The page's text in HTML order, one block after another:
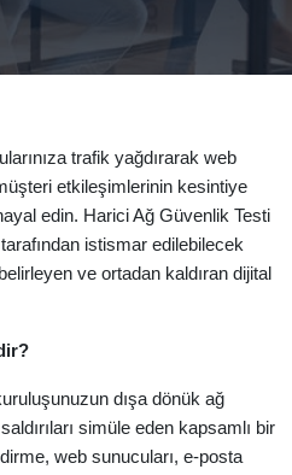
trafik yağdırarak web
etkileşimlerinin kesintiye
edin. Harici Ağ Güvenlik Testi
istismar edilebilecek
ve ortadan kaldıran dijital
dışa dönük ağ
simüle eden kapsamlı bir
web sunucuları, e-posta